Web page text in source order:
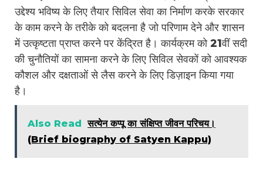
उद्देश्य भविष्य के लिए तैयार सिविल सेवा का निर्माण करके सरकार
के काम करने के तरीके को बदलना है जो परिणाम देने और शासन
में उत्कृष्टता प्राप्त करने पर केंद्रित है। कार्यक्रम को 21वीं सदी
की चुनौतियों का सामना करने के लिए सिविल सेवकों को आवश्यक
कौशल और दक्षताओं से लैस करने के लिए डिज़ाइन किया गया
है।
Also Read सत्येन कप्पू का संक्षिप्त जीवन परिचय।
(Brief biography of Satyen Kappu)